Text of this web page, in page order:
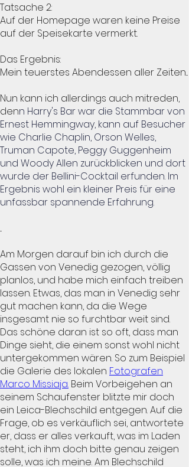
Tatsache 2:
Auf der Homepage waren keine Preise
auf der Speisekarte vermerkt.
Das Ergebnis:
Mein teuerstes Abendessen aller Zeiten...
Nun kann ich allerdings auch mitreden,
denn Harry's Bar war die Stammbar von
Ernest Hemmingway, kann auf Besucher
wie Charlie Chaplin, Orson Welles,
Truman Capote, Peggy Guggenheim
und Woody Allen zurückblicken und dort
wurde der Bellini-Cocktail erfunden. Im
Ergebnis wohl ein kleiner Preis für eine
unfassbar spannende Erfahrung.
...
Am Morgen darauf bin ich durch die
Gassen von Venedig gezogen, völlig
planlos, und habe mich einfach treiben
lassen. Etwas, das man in Venedig sehr
gut machen kann, da die Wege
insgesamt nie so furchtbar weit sind.
Das schöne daran ist so oft, dass man
Dinge sieht, die einem sonst wohl nicht
untergekommen wären. So zum Beispiel
die Galerie des lokalen Fotografen
Marco Missiaja. Beim Vorbeigehen an
seinem Schaufenster blitzte mir doch
ein Leica-Blechschild entgegen. Auf die
Frage, ob es verkäuflich sei, antwortete
er, dass er alles verkauft, was im Laden
steht, ich ihm doch bitte genau zeigen
solle, was ich meine. Am Blechschild